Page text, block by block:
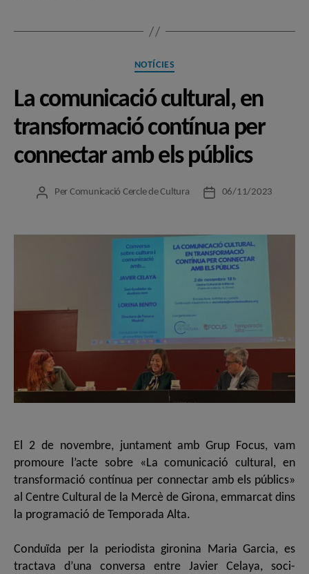
Categories
NOTÍCIES
La comunicació cultural, en
transformació contínua per
connectar amb els públics
Autor
Per Comunicació Cercle de Cultura
Data06/11/2023
El 2 de novembre, juntament amb Grup Focus, vam
promoure l’acte sobre «La comunicació cultural, en
transformació contínua per connectar amb els públics»
al Centre Cultural de la Mercè de Girona, emmarcat dins
la programació de Temporada Alta.
Conduïda per la periodista gironina Maria Garcia, es
tractava d’una conversa entre Javier Celaya, soci-